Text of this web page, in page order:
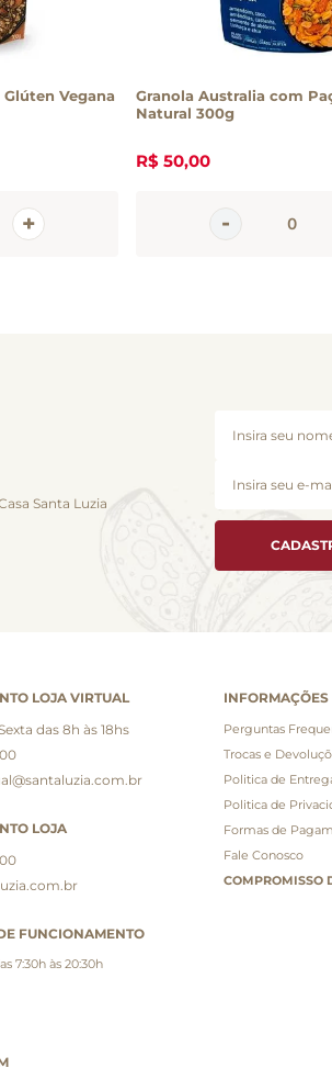
Vegana
Granola Australia com
Natural 300g
R$ 50,00
Santa Luzia
LOJA VIRTUAL
das 8h às 18hs
LOJA
FUNCIONAMENTO
7:30h às 20:30h
INFORMAÇÕES
Perguntas
Trocas e
Politica de
Politica de
Formas de
Fale Conosco
COMPROMISSO